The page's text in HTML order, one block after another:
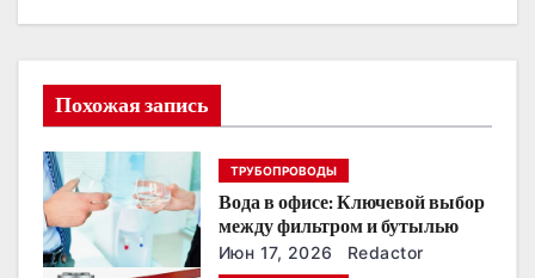
и
я
п
о
Похожая запись
ТРУБОПРОВОДЫ
Вода в офисе: Ключевой выбор
между фильтром и бутылью
Июн 17, 2026 Redactor